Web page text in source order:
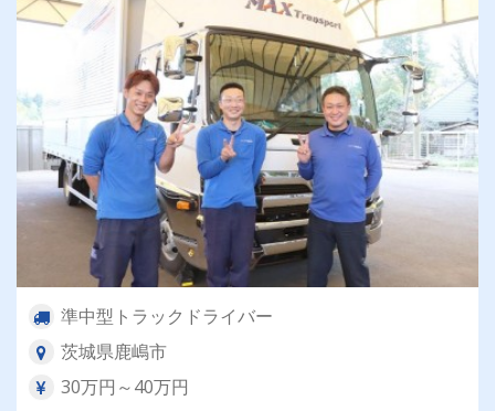
準中型トラックドライバー
茨城県鹿嶋市
30万円～40万円